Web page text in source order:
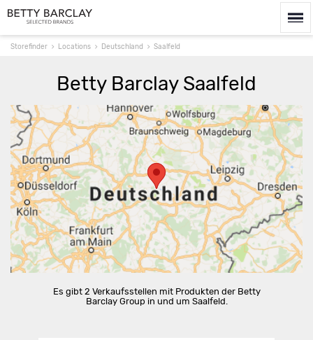
Storefinder Locations Deutschland Saalfeld
Betty Barclay Saalfeld
Route berechnen
Es gibt 2 Verkaufsstellen mit Produkten der Betty
Barclay Group in und um Saalfeld.